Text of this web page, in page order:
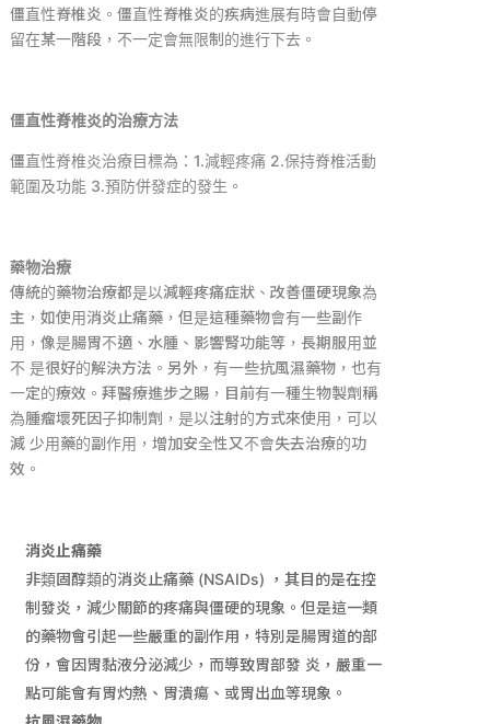
僵直性脊椎炎。僵直性脊椎炎的疾病進展有時會自動停
留在某一階段，不一定會無限制的進行下去。
僵直性脊椎炎的治療方法
僵直性脊椎炎治療目標為： 1.減輕疼痛2.保持脊椎活動
範圍及功能 3.預防併發症的發生。
藥物治療
傳統的藥物治療都是以減輕疼痛症狀、改善僵硬現象為
主，如使用消炎止痛藥，但是這種藥物會有一些副作
用，像是腸胃不適、水腫、影響腎功能等，長期服用並
不 是很好的解決方法。另外，有一些抗風濕藥物，也有
一定的療效。拜醫療進步之賜，目前有一種生物製劑稱
為腫瘤壞死因子抑制劑，是以注射的方式來使用，可以
減 少用藥的副作用，增加安全性又不會失去治療的功
效。
消炎止痛藥
非類固醇類的消炎止痛藥(NSAIDs) ，其目的是在控
制發炎，減少關節的疼痛與僵硬的現象。但是這一類
的藥物會引起一些嚴重的副作用，特別是腸胃道的部
份，會因胃黏液分泌減少，而導致胃部發 炎，嚴重一
點可能會有胃灼熱、胃潰瘍、或胃出血等現象。